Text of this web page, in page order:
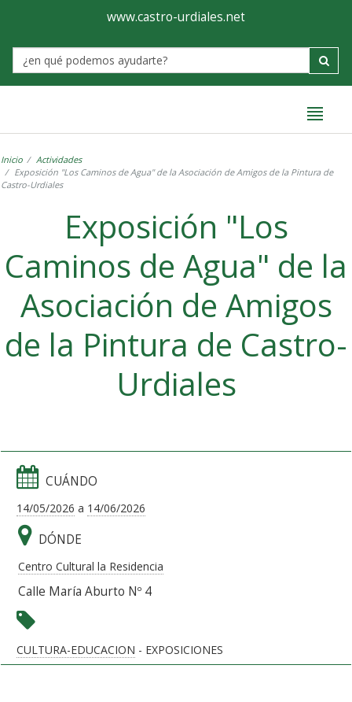
Ayuntamiento
de
Castro-
www.castro-urdiales.net
Label
Inicio
Actividades
Exposición "Los Caminos de Agua" de la Asociación de Amigos de la Pintura de
Castro-Urdiales
Exposición "Los
Caminos de Agua" de la
Asociación de Amigos
de la Pintura de Castro-
Urdiales
CUÁNDO
14/05/2026 a 14/06/2026
DÓNDE
Centro Cultural la Residencia
Calle María Aburto Nº 4
CULTURA-EDUCACION - EXPOSICIONES